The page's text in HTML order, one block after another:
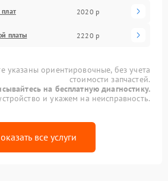
2020 р
платы 2220 р
указаны ориентировочные, без учета
стоимости запчастей.
на бесплатную диагностику.
и укажем на неисправность.
все услуги